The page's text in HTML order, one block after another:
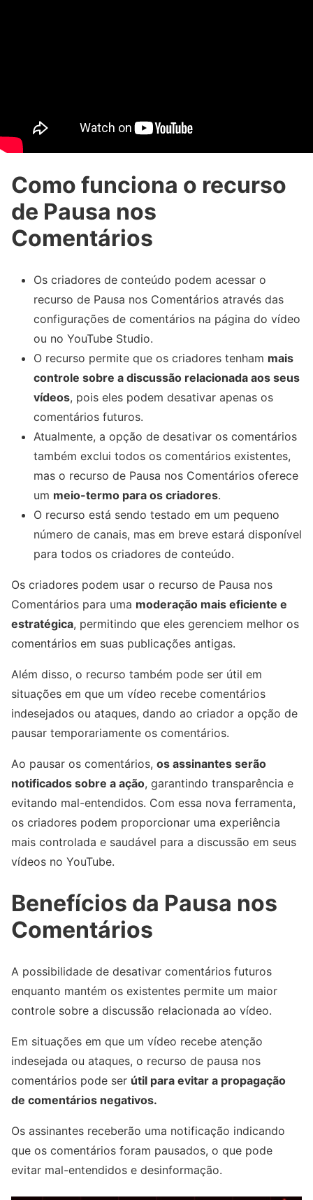
Como funciona o recurso
de Pausa nos
Comentários
Os criadores de conteúdo podem acessar o
recurso de Pausa nos Comentários através das
configurações de comentários na página do vídeo
ou no YouTube Studio.
O recurso permite que os criadores tenham mais
controle sobre a discussão relacionada aos seus
vídeos, pois eles podem desativar apenas os
comentários futuros.
Atualmente, a opção de desativar os comentários
também exclui todos os comentários existentes,
mas o recurso de Pausa nos Comentários oferece
um meio-termo para os criadores.
O recurso está sendo testado em um pequeno
número de canais, mas em breve estará disponível
para todos os criadores de conteúdo.
Os criadores podem usar o recurso de Pausa nos
Comentários para uma moderação mais eficiente e
estratégica, permitindo que eles gerenciem melhor os
comentários em suas publicações antigas.
Além disso, o recurso também pode ser útil em
situações em que um vídeo recebe comentários
indesejados ou ataques, dando ao criador a opção de
pausar temporariamente os comentários.
Ao pausar os comentários, os assinantes serão
notificados sobre a ação, garantindo transparência e
evitando mal-entendidos. Com essa nova ferramenta,
os criadores podem proporcionar uma experiência
mais controlada e saudável para a discussão em seus
vídeos no YouTube.
Benefícios da Pausa nos
Comentários
A possibilidade de desativar comentários futuros
enquanto mantém os existentes permite um maior
controle sobre a discussão relacionada ao vídeo.
Em situações em que um vídeo recebe atenção
indesejada ou ataques, o recurso de pausa nos
comentários pode ser útil para evitar a propagação
de comentários negativos.
Os assinantes receberão uma notificação indicando
que os comentários foram pausados, o que pode
evitar mal-entendidos e desinformação.